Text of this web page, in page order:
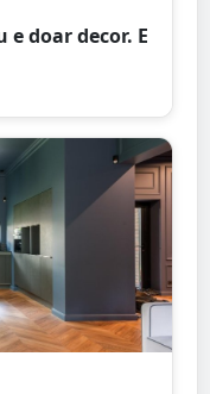
doar decor. E